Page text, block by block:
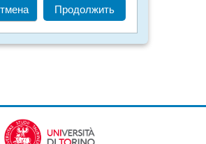
Продолжить